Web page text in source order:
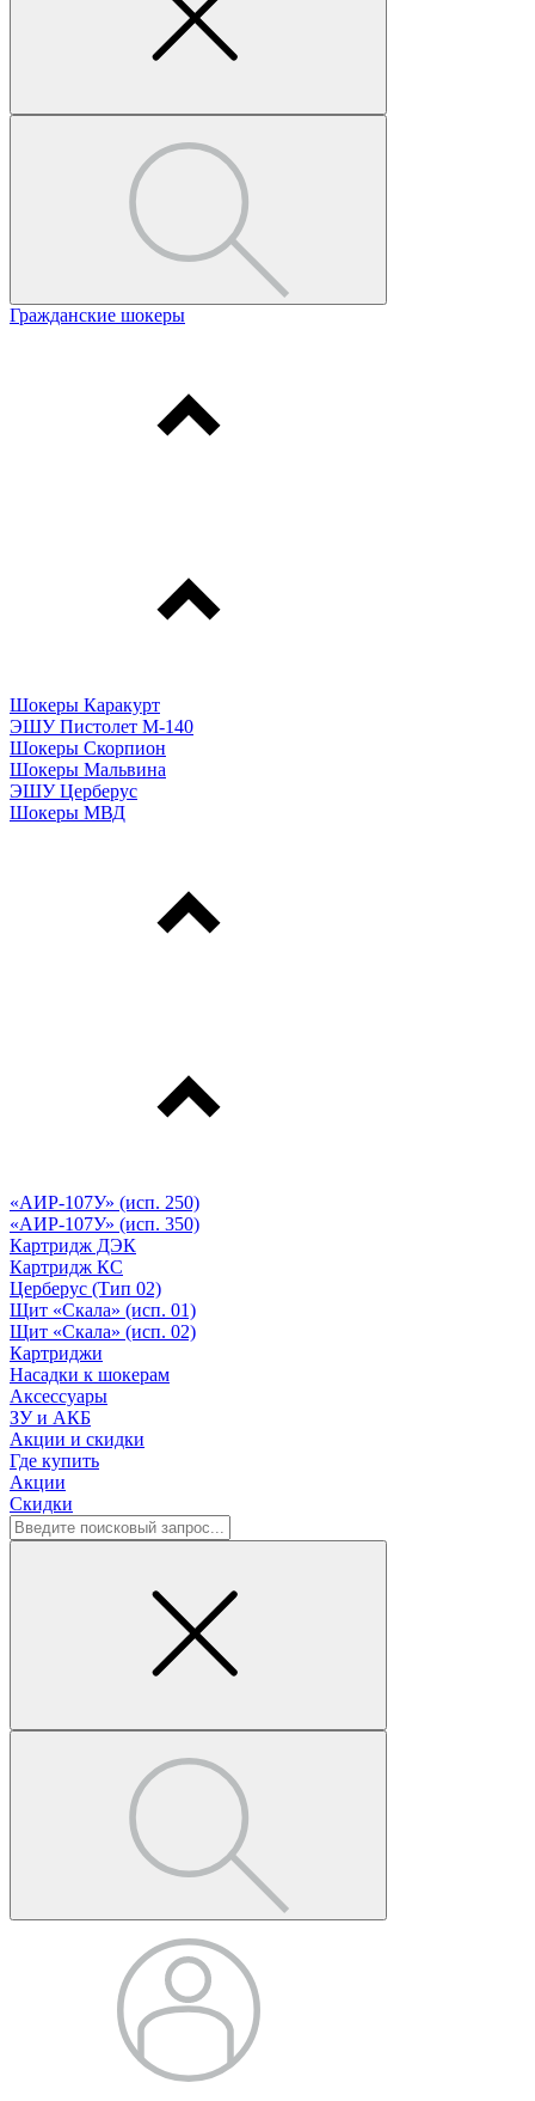
Гражданские шокеры
Шокеры Каракурт
ЭШУ Пистолет М-140
Шокеры Скорпион
Шокеры Мальвина
ЭШУ Церберус
Шокеры МВД
«АИР-107У» (исп. 250)
«АИР-107У» (исп. 350)
Картридж ДЭК
Картридж КС
Церберус (Тип 02)
Щит «Скала» (исп. 01)
Щит «Скала» (исп. 02)
Картриджи
Насадки к шокерам
Аксессуары
ЗУ и АКБ
Акции и скидки
Где купить
Акции
Скидки